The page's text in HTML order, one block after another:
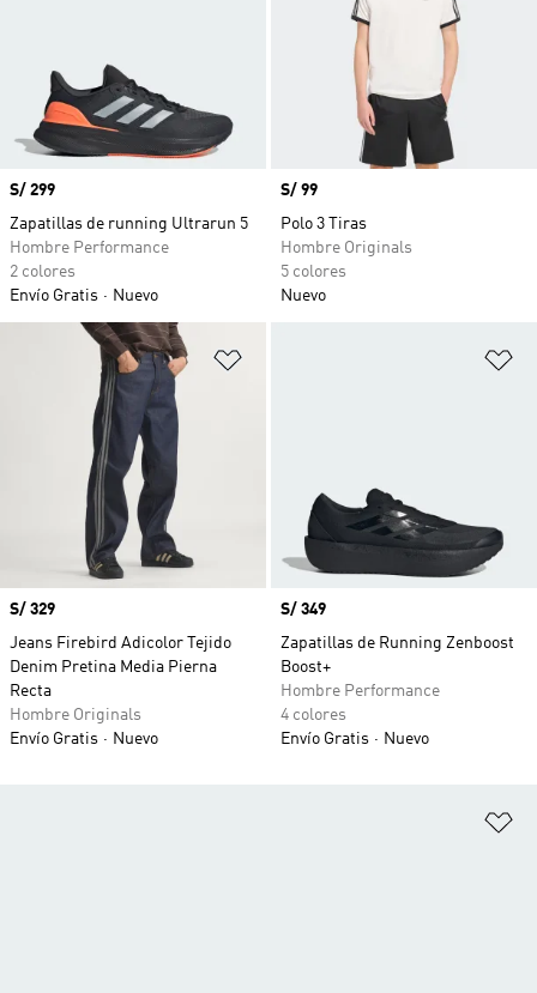
Precio
S/ 299
Zapatillas de running Ultrarun 5
Hombre Performance
2 colores
Envío Gratis
Nuevo
Precio
S/ 99
Polo 3 Tiras
Hombre Originals
5 colores
Nuevo
Precio
S/ 329
Jeans Firebird Adicolor Tejido
Denim Pretina Media Pierna
Recta
Hombre Originals
Envío Gratis
Nuevo
Precio
S/ 349
Zapatillas de Running Zenboost
Boost+
Hombre Performance
4 colores
Envío Gratis
Nuevo